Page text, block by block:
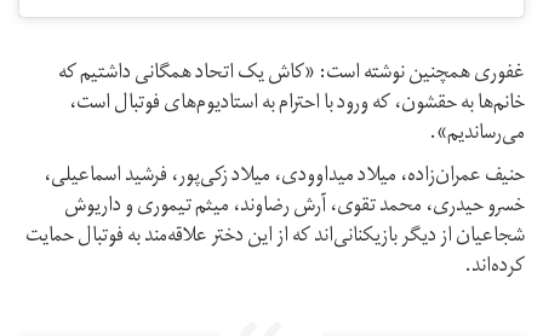
غفوری همچنین نوشته است: «کاش یک اتحاد همگانی داشتیم که
خانم‌ها به حقشون، که ورود با احترام به استادیوم‌های فوتبال است،
می‌رساندیم».
حنیف عمران‌زاده، میلاد میداوودی، میلاد زکی‌پور، فرشید اسماعیلی،
خسرو حیدری، محمد تقوی، آرش رضاوند، میثم تیموری و داریوش
شجاعیان از دیگر بازیکنانی‌اند که از این دختر علاقه‌مند به فوتبال حمایت
کرده‌اند.